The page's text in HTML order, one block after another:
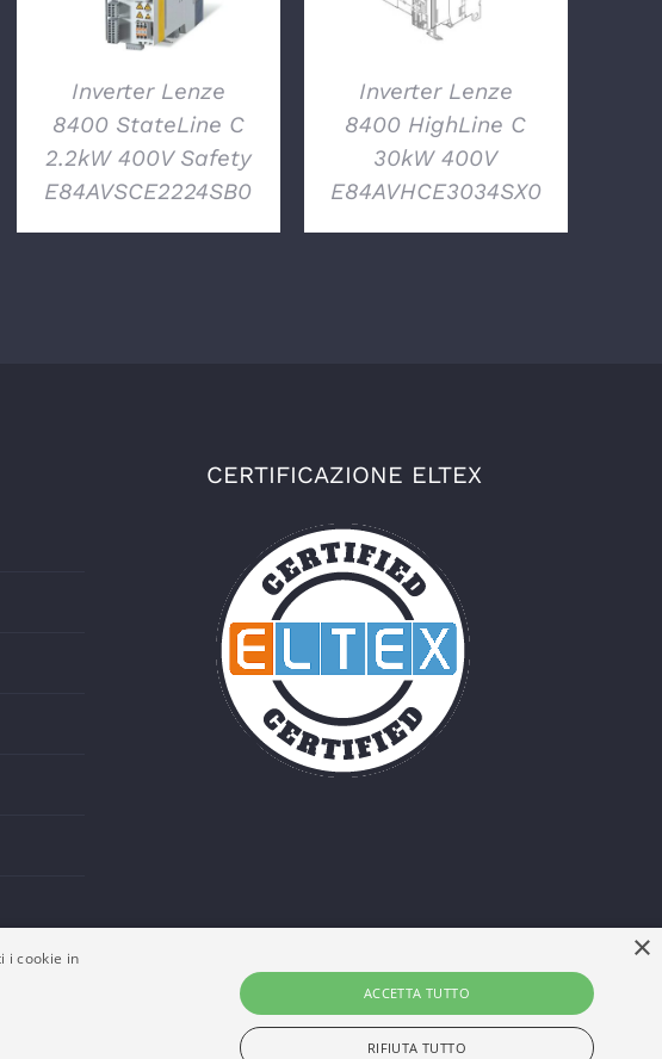
Inverter Lenze
8400 StateLine C
2.2kW 400V Safety
E84AVSCE2224SB0
Inverter Lenze
8400 HighLine C
30kW 400V
E84AVHCE3034SX0
CERTIFICAZIONE ELTEX
×
i cookie in
ACCETTA TUTTO
RIFIUTA TUTTO